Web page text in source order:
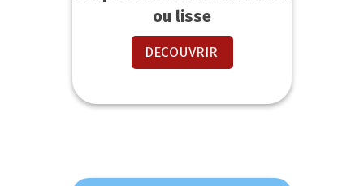
ou lisse
DECOUVRIR